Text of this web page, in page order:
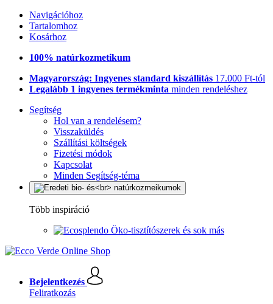
Navigációhoz
Tartalomhoz
Kosárhoz
100% natúrkozmetikum
Magyarország: Ingyenes standard kiszállítás 17.000 Ft-tól
Legalább 1 ingyenes termékminta minden rendeléshez
Segítség
Hol van a rendelésem?
Visszaküldés
Szállítási költségek
Fizetési módok
Kapcsolat
Minden Segítség-téma
Több inspiráció
Öko-tisztítószerek és sok más
Bejelentkezés
Feliratkozás